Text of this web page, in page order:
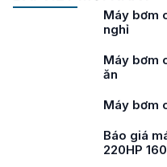
Máy bơm
nghỉ
Máy bơm
ăn
Máy bơm
Báo giá
220HP